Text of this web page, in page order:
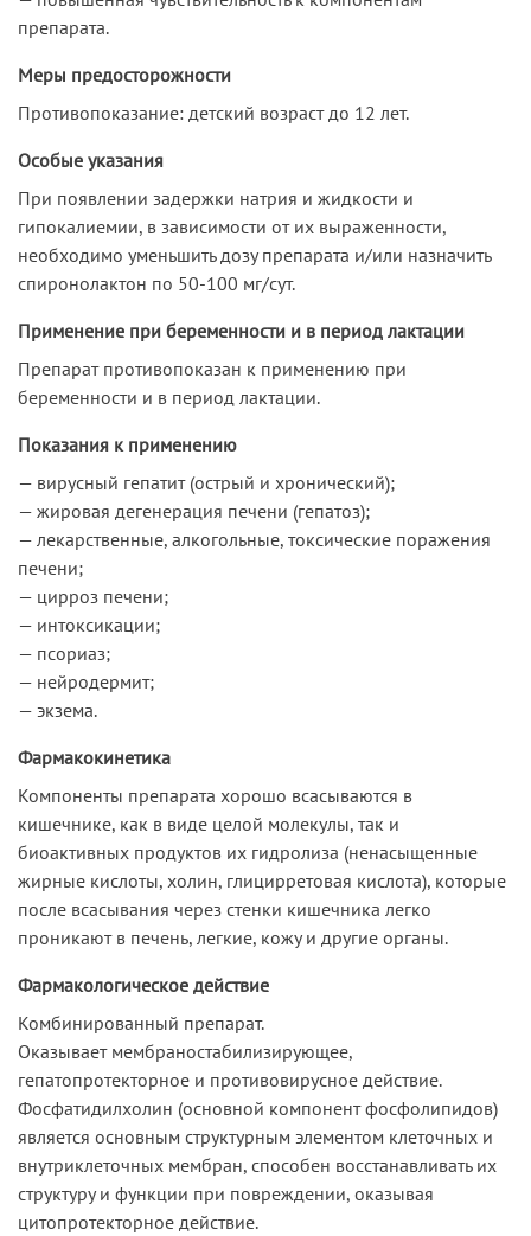
препарата.
Меры предосторожности
Противопоказание: детский возраст до 12 лет.
Особые указания
При появлении задержки натрия и жидкости и
гипокалиемии, в зависимости от их выраженности,
необходимо уменьшить дозу препарата и/или назначить
спиронолактон по 50-100 мг/сут.
Применение при беременности и в период лактации
Препарат противопоказан к применению при
беременности и в период лактации.
Показания к применению
— вирусный гепатит (острый и хронический);
— жировая дегенерация печени (гепатоз);
— лекарственные, алкогольные, токсические поражения
печени;
— цирроз печени;
— интоксикации;
— псориаз;
— нейродермит;
— экзема.
Фармакокинетика
Компоненты препарата хорошо всасываются в
кишечнике, как в виде целой молекулы, так и
биоактивных продуктов их гидролиза (ненасыщенные
жирные кислоты, холин, глицирретовая кислота), которые
после всасывания через стенки кишечника легко
проникают в печень, легкие, кожу и другие органы.
Фармакологическое действие
Комбинированный препарат.
Оказывает мембраностабилизирующее,
гепатопротекторное и противовирусное действие.
Фосфатидилхолин (основной компонент фосфолипидов)
является основным структурным элементом клеточных и
внутриклеточных мембран, способен восстанавливать их
структуру и функции при повреждении, оказывая
цитопротекторное действие.